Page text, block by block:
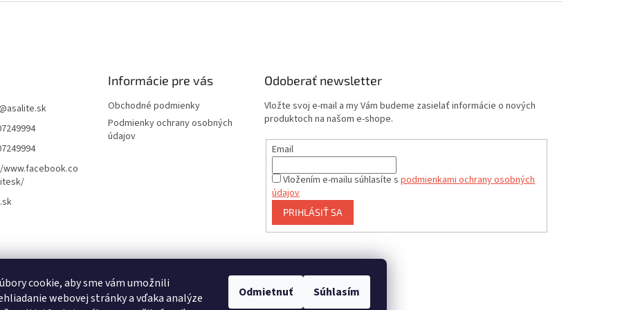
cookie, aby sme vám umožnili
webovej stránky a vďaka analýze
Odmietnuť Súhlasím
asalite.sk
Informácie pre vás
Obchodné podmienky
Podmienky ochrany osobných
údajov
Odoberať newsletter
Vložte svoj e-mail a my Vám budeme zasielať informácie o nových
produktoch na našom e-shope.
Email
Vložením e-mailu súhlasíte spodmienkami ochrany osobných
údajov
PRIHLÁSIŤ SA